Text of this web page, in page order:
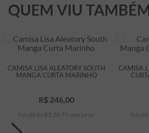
QUEM VIU
CAMISA LISA ALEATORY SOUTH
MANGA CURTA MARINHO
R$ 246,00
Em até 8 x R$ 30 75 sem juros
CAMISA
Em até